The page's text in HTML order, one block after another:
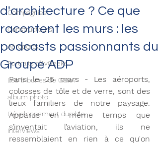
Compagnies
Constructeurs
Aéroports
Portraits d'AvGeeks
Les tribunes de Gate7
album photo
Développement durable
Interviews
d'architecture ? Ce que
racontent les murs : les
podcasts passionnants du
Groupe ADP
Paris le 25 mars - Les aéroports,
colosses de tôle et de verre, sont des
lieux familiers de notre paysage.
Apparus en même temps que
s’inventait l’aviation, ils ne
ressemblaient en rien à ce qu'on